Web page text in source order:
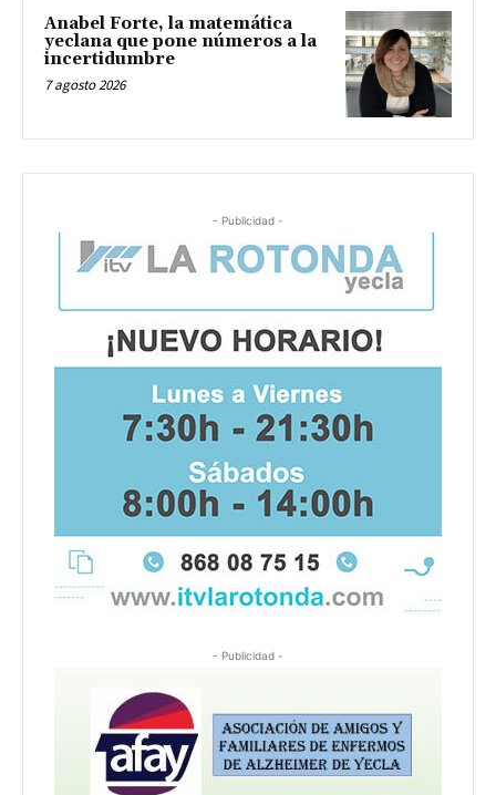
Anabel Forte, la matemática
yeclana que pone números a la
incertidumbre
7 agosto 2026
- Publicidad -
- Publicidad -